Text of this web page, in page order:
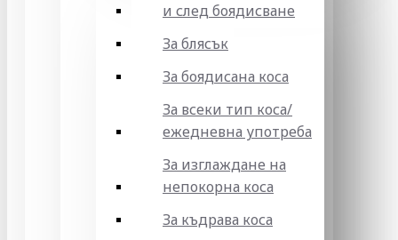
и след боядисване
За блясък
За боядисана коса
За всеки тип коса/
ежедневна употреба
За изглаждане на
непокорна коса
За къдрава коса